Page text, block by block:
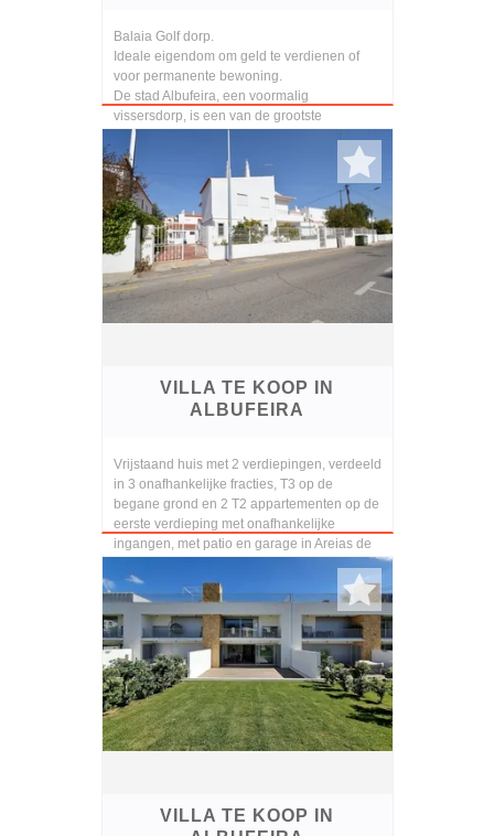
Balaia Golf dorp.
Ideale eigendom om geld te verdienen of
voor permanente bewoning.
De stad Albufeira, een voormalig
vissersdorp, is een van de grootste
toeristische centra van het land geworden
vanwege ve...
VILLA TE KOOP IN
ALBUFEIRA
Vrijstaand huis met 2 verdiepingen, verdeeld
in 3 onafhankelijke fracties, T3 op de
begane grond en 2 T2 appartementen op de
eerste verdieping met onafhankelijke
ingangen, met patio en garage in Areias de
VILLA TE KOOP IN